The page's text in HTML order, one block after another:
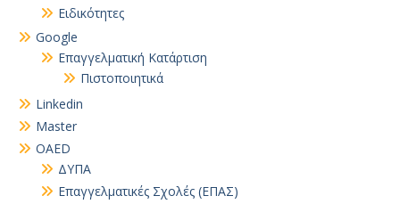
Ειδικότητες
Google
Επαγγελματική Κατάρτιση
Πιστοποιητικά
Linkedin
Master
OAED
ΔΥΠΑ
Επαγγελματικές Σχολές (ΕΠΑΣ)